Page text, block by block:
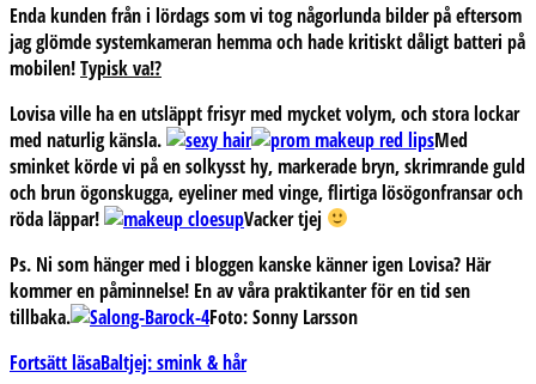
Enda kunden från i lördags som vi tog någorlunda bilder på eftersom
jag glömde systemkameran hemma och hade kritiskt dåligt batteri på
mobilen!Typisk va!?
Lovisa ville ha en utsläppt frisyr med mycket volym, och stora lockar
med naturlig känsla.
Med
sminket körde vi på en solkysst hy, markerade bryn, skrimrande guld
och brun ögonskugga, eyeliner med vinge, flirtiga lösögonfransar och
röda läppar!
Vacker tjej
Ps. Ni som hänger med i bloggen kanske känner igen Lovisa? Här
kommer en påminnelse! En av våra praktikanter för en tid sen
tillbaka.
Foto:Sonny Larsson
Fortsätt läsaBaltjej: smink & hår